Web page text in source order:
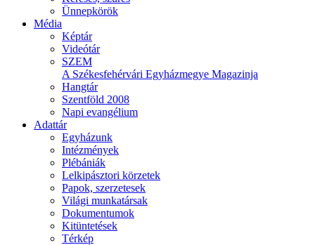
Ünnepkörök
Média
Képtár
Videótár
SZEM
A Székesfehérvári Egyházmegye Magazinja
Hangtár
Szentföld 2008
Napi evangélium
Adattár
Egyházunk
Intézmények
Plébániák
Lelkipásztori körzetek
Papok, szerzetesek
Világi munkatársak
Dokumentumok
Kitüntetések
Térkép